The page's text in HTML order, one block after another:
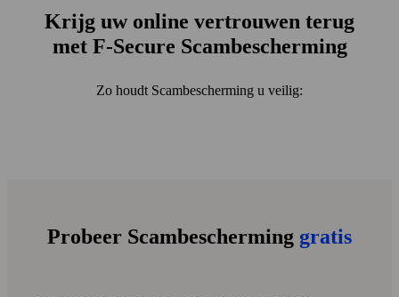
Krijg uw online vertrouwen terug
met F‑Secure Scam­bescherming
Zo houdt Scambescherming u veilig:
Probeer Scam­bescherming gratis